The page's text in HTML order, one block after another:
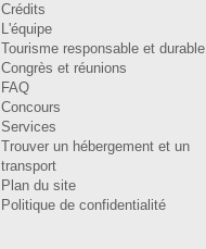
Crédits
L'équipe
Tourisme responsable et durable
Congrès et réunions
FAQ
Concours
Services
Trouver un hébergement et un
transport
Plan du site
Politique de confidentialité